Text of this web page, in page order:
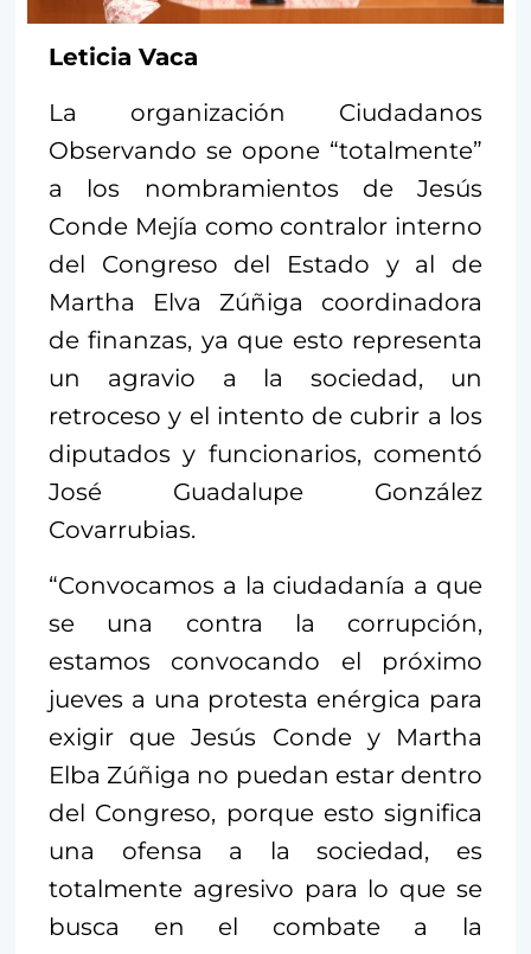
Leticia Vaca
La organización Ciudadanos
Observando se opone “totalmente”
a los nombramientos de Jesús
Conde Mejía como contralor interno
del Congreso del Estado y al de
Martha Elva Zúñiga coordinadora
de finanzas, ya que esto representa
un agravio a la sociedad, un
retroceso y el intento de cubrir a los
diputados y funcionarios, comentó
José Guadalupe González
Covarrubias.
“Convocamos a la ciudadanía a que
se una contra la corrupción,
estamos convocando el próximo
jueves a una protesta enérgica para
exigir que Jesús Conde y Martha
Elba Zúñiga no puedan estar dentro
del Congreso, porque esto significa
una ofensa a la sociedad, es
totalmente agresivo para lo que se
busca en el combate a la